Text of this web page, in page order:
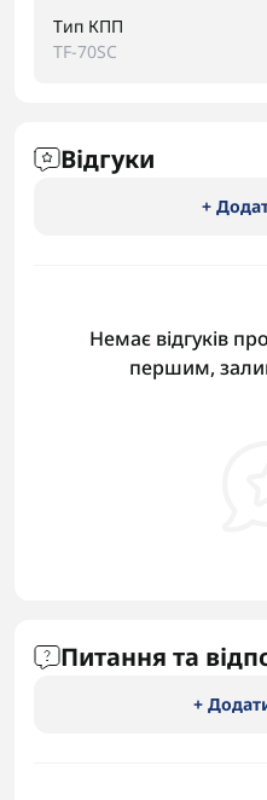
Тип КПП
TF-70SC
Відгуки
+
Немає відгуків
першим,
Питання та
+